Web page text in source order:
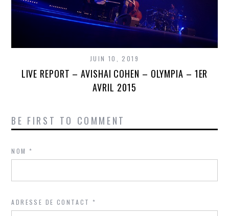
JUIN 10, 2019
LIVE REPORT – AVISHAI COHEN – OLYMPIA – 1ER
AVRIL 2015
BE FIRST TO COMMENT
NOM*
ADRESSE DE CONTACT*